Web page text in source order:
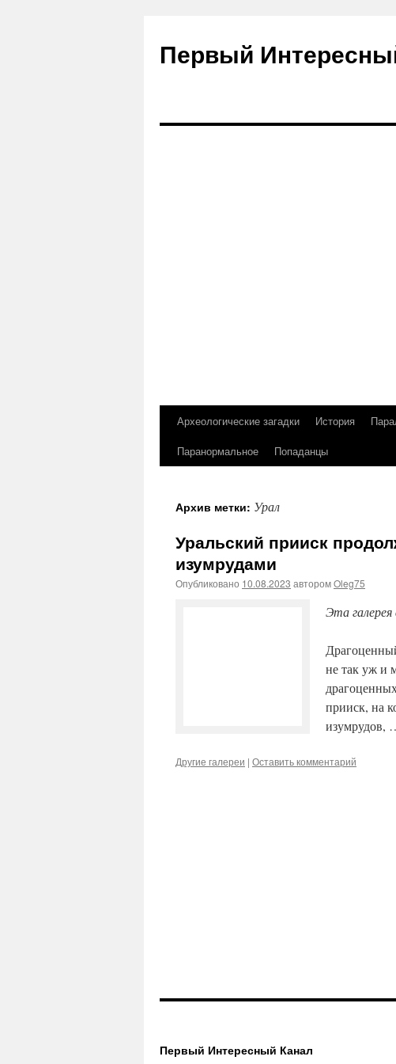
Первый
Перейти
Археологические загадки История
Паранормальное
Попаданцы
Архив метки: Урал
Уральский прииск
изумрудами
Опубликовано 10.08.2023 авторомOleg75
Эта
не так уж и
прииск, на
изумрудов,
Другие галереи | Оставить комментарий
Первый Интересный Канал